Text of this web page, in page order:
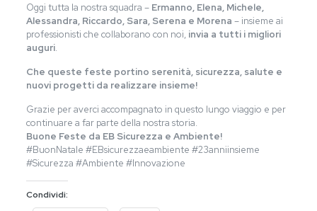
Oggi tutta la nostra squadra – Ermanno, Elena, Michele,
Alessandra, Riccardo, Sara, Serena e Morena – insieme ai
professionisti che collaborano con noi, invia a tutti i migliori
auguri.
Che queste feste portino serenità, sicurezza, salute e
nuovi progetti da realizzare insieme!
Grazie per averci accompagnato in questo lungo viaggio e per
continuare a far parte della nostra storia.
Buone Feste da EB Sicurezza e Ambiente!
#BuonNatale #EBsicurezzaeambiente #23anniinsieme
#Sicurezza #Ambiente #Innovazione
Condividi: